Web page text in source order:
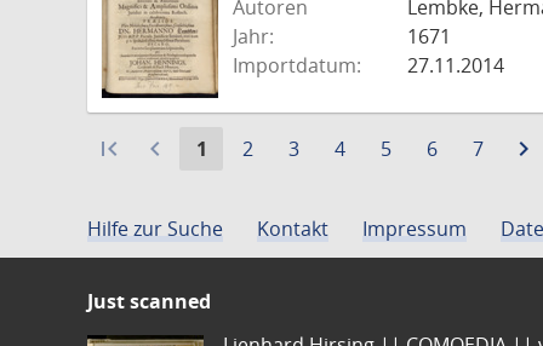
Autoren
Lembke,
Jahr:
1671
Importdatum:
27.11.2014
first_page navigate_before
Aktuelle
1
Gehe
2
Gehe
3
Gehe
4
Gehe
5
Gehe
6
Gehe
7 navigate_next
Hilfe zur Suche
Kontakt Impressum
Just scanned